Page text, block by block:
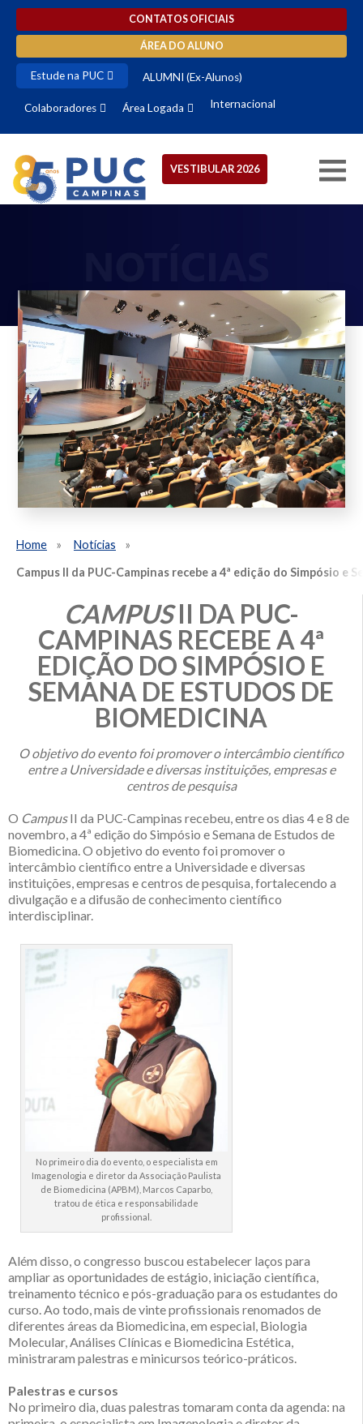
CONTATOS OFICIAIS
ÁREA DO ALUNO
Estude na PUC ALUMNI (Ex-Alunos)
Colaboradores Área Logada Internacional
VESTIBULAR 2026
Home
Notícias
Campus II da PUC-Campinas recebe a 4ª edição do Simpósio e
CAMPUSII DA PUC-
CAMPINAS RECEBE A 4ª
EDIÇÃO DO SIMPÓSIO E
SEMANA DE ESTUDOS DE
BIOMEDICINA
O objetivo do evento foi promover o intercâmbio científico
entre a Universidade e diversas instituições, empresas e
centros de pesquisa
O CampusII da PUC-Campinas recebeu, entre os dias 4 e 8 de
novembro, a 4ª edição do Simpósio e Semana de Estudos de
Biomedicina. O objetivo do evento foi promover o
intercâmbio científico entre a Universidade e diversas
instituições, empresas e centros de pesquisa, fortalecendo a
divulgação e a difusão de conhecimento científico
interdisciplinar.
No primeiro dia do evento, o especialista em
Imagenologia e diretor da Associação Paulista
de Biomedicina (APBM), Marcos Caparbo,
tratou de ética e responsabilidade
profissional.
Além disso, o congresso buscou estabelecer laços para
ampliar as oportunidades de estágio, iniciação científica,
treinamento técnico e pós-graduação para os estudantes do
curso. Ao todo, mais de vinte profissionais renomados de
diferentes áreas da Biomedicina, em especial, Biologia
Molecular, Análises Clínicas e Biomedicina Estética,
ministraram palestras e minicursos teórico-práticos.
Palestras e cursos
No primeiro dia, duas palestras tomaram conta da agenda: na